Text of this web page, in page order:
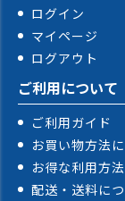
ログイン
マイページ
ログアウト
ご利用について
ご利用ガイド
お買い物方法
お得な利用方法
配送・送料に